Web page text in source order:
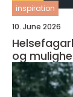
inspiration
10. June 2026
Helsefagarbeider et trygt
og